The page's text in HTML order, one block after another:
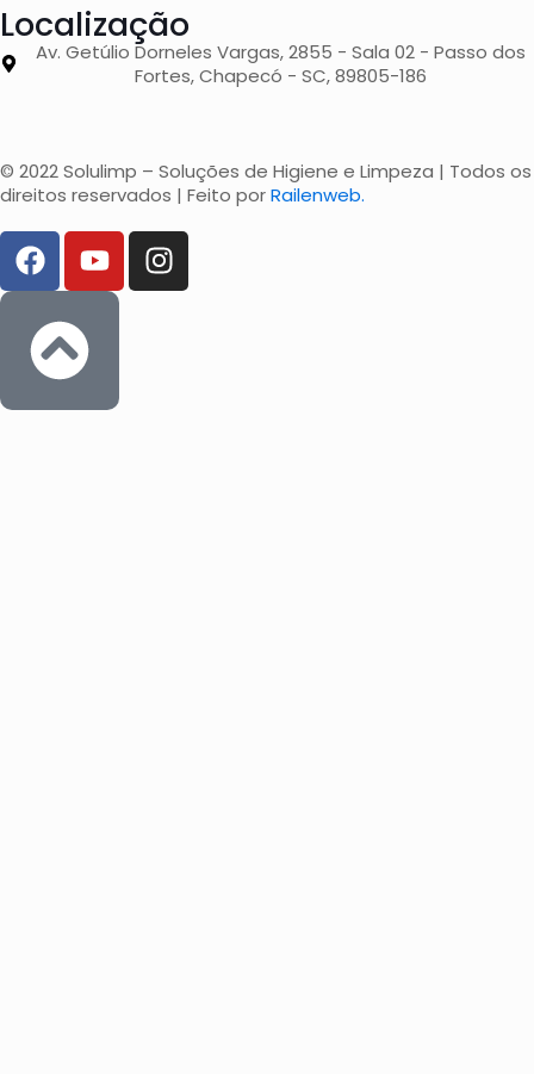
Localização
Av. Getúlio Dorneles Vargas, 2855 - Sala 02 - Passo dos
Fortes, Chapecó - SC, 89805-186
© 2022 Solulimp – Soluções de Higiene e Limpeza | Todos os
direitos reservados | Feito porRailenweb.